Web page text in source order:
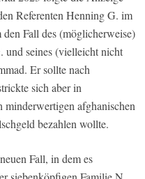
Referenten Henning G. im
Fall des (möglicherweise)
seines (vielleicht nicht
Er sollte nach
sich aber in
minderwertigen afghanischen
bezahlen wollte.
Fall, in dem es